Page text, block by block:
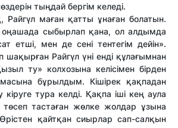
тыңдай бергім келеді.
маған қатты ұнаған болатын.
оңашада сыбырлап қана, ол алдымда
етші, мен де сені тентегім дейін».
шақырған Райгүл үні енді құлағымнан
ту» колхозына келісімен бірден
бұрылдым. Кішірек қақпадан
тура келді. Қақпа іші кең аула
тастаған жөлке жолдар ұзына
қайтқан сиырлар сап-салқын